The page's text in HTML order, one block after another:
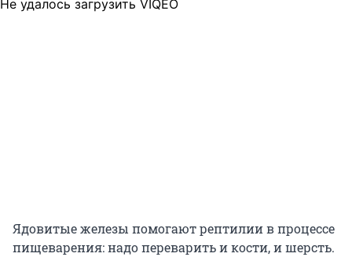
Не удалось загрузить VIQEO
Ядовитые железы помогают рептилии в процессе
пищеварения: надо переварить и кости, и шерсть.